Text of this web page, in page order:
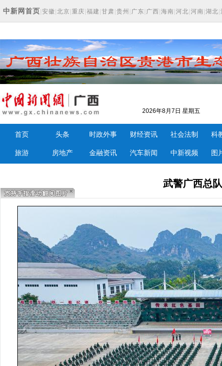
中新网首页 安徽 北京 重庆 福建 甘肃 贵州 广东 广西 海南 河北 河南 湖北
2026年8月7日 星期五
首页 头条 时政外事 财经资讯 社会法制 科
旅游 房地产 金融资讯 汽车新闻 中新视频 图
武警广西总